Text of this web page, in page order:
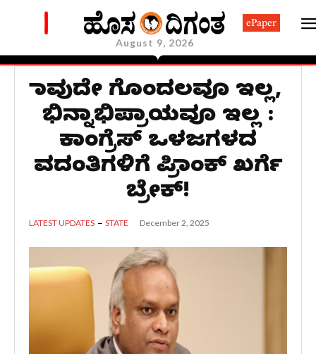
August 9, 2026
ePaper
ಯಾವುದೇ ಗೊಂದಲವೂ ಇಲ್ಲ,
ಭಿನ್ನಾಭಿಪ್ರಾಯವೂ ಇಲ್ಲ :
ಕಾಂಗ್ರೆಸ್ ಒಳಜಗಳದ
ವದಂತಿಗಳಿಗೆ ಪ್ರಿಯಾಂಕ್ ಖರ್ಗೆ
ಬ್ರೇಕ್!
LATEST UPDATES STATE December 2, 2025